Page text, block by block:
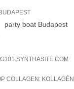
party boat Budapest
COLLAGEN: KOLLAGÉN